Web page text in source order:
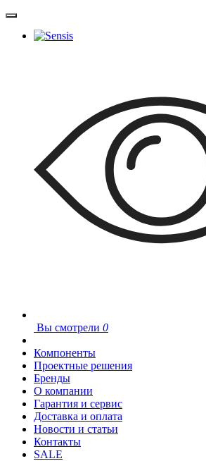
Вы смотрели 0
Компоненты
Проектные решения
Бренды
О компании
Гарантия и сервис
Доставка и оплата
Новости и статьи
Контакты
SALE